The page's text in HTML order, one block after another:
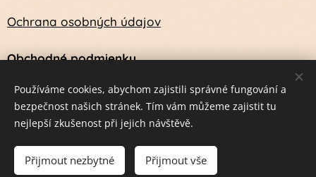
Ochrana osobných údajov
Obchodné podmienky
Návod na údržbu a ošetrenie vlny a kožušín
Vytvorené službouWebnode Cookies
Používáme cookies, abychom zajistili správné fungování a
bezpečnost našich stránek. Tím vám můžeme zajistit tu
nejlepší zkušenost při jejich návštěvě.
Přijmout nezbytné Přijmout vše